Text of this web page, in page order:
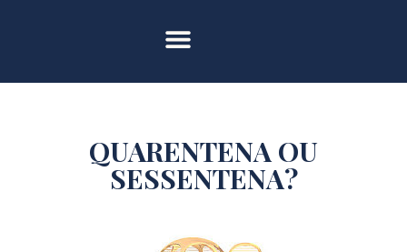
QUARENTENA OU
SESSENTENA?